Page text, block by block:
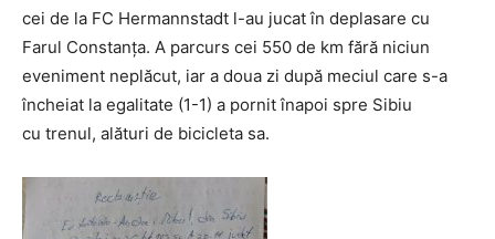
cei de la FC Hermannstadt l-au jucat în deplasare cu
Farul Constanța. A parcurs cei 550 de km fără niciun
eveniment neplăcut, iar a doua zi după meciul care s-a
încheiat la egalitate (1-1) a pornit înapoi spre Sibiu
cu trenul, alături de bicicleta sa.